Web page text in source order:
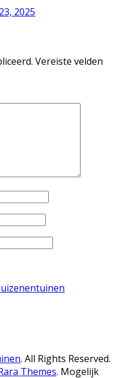
2025
Vereiste velden
. All Rights Reserved.
Themes. Mogelijk